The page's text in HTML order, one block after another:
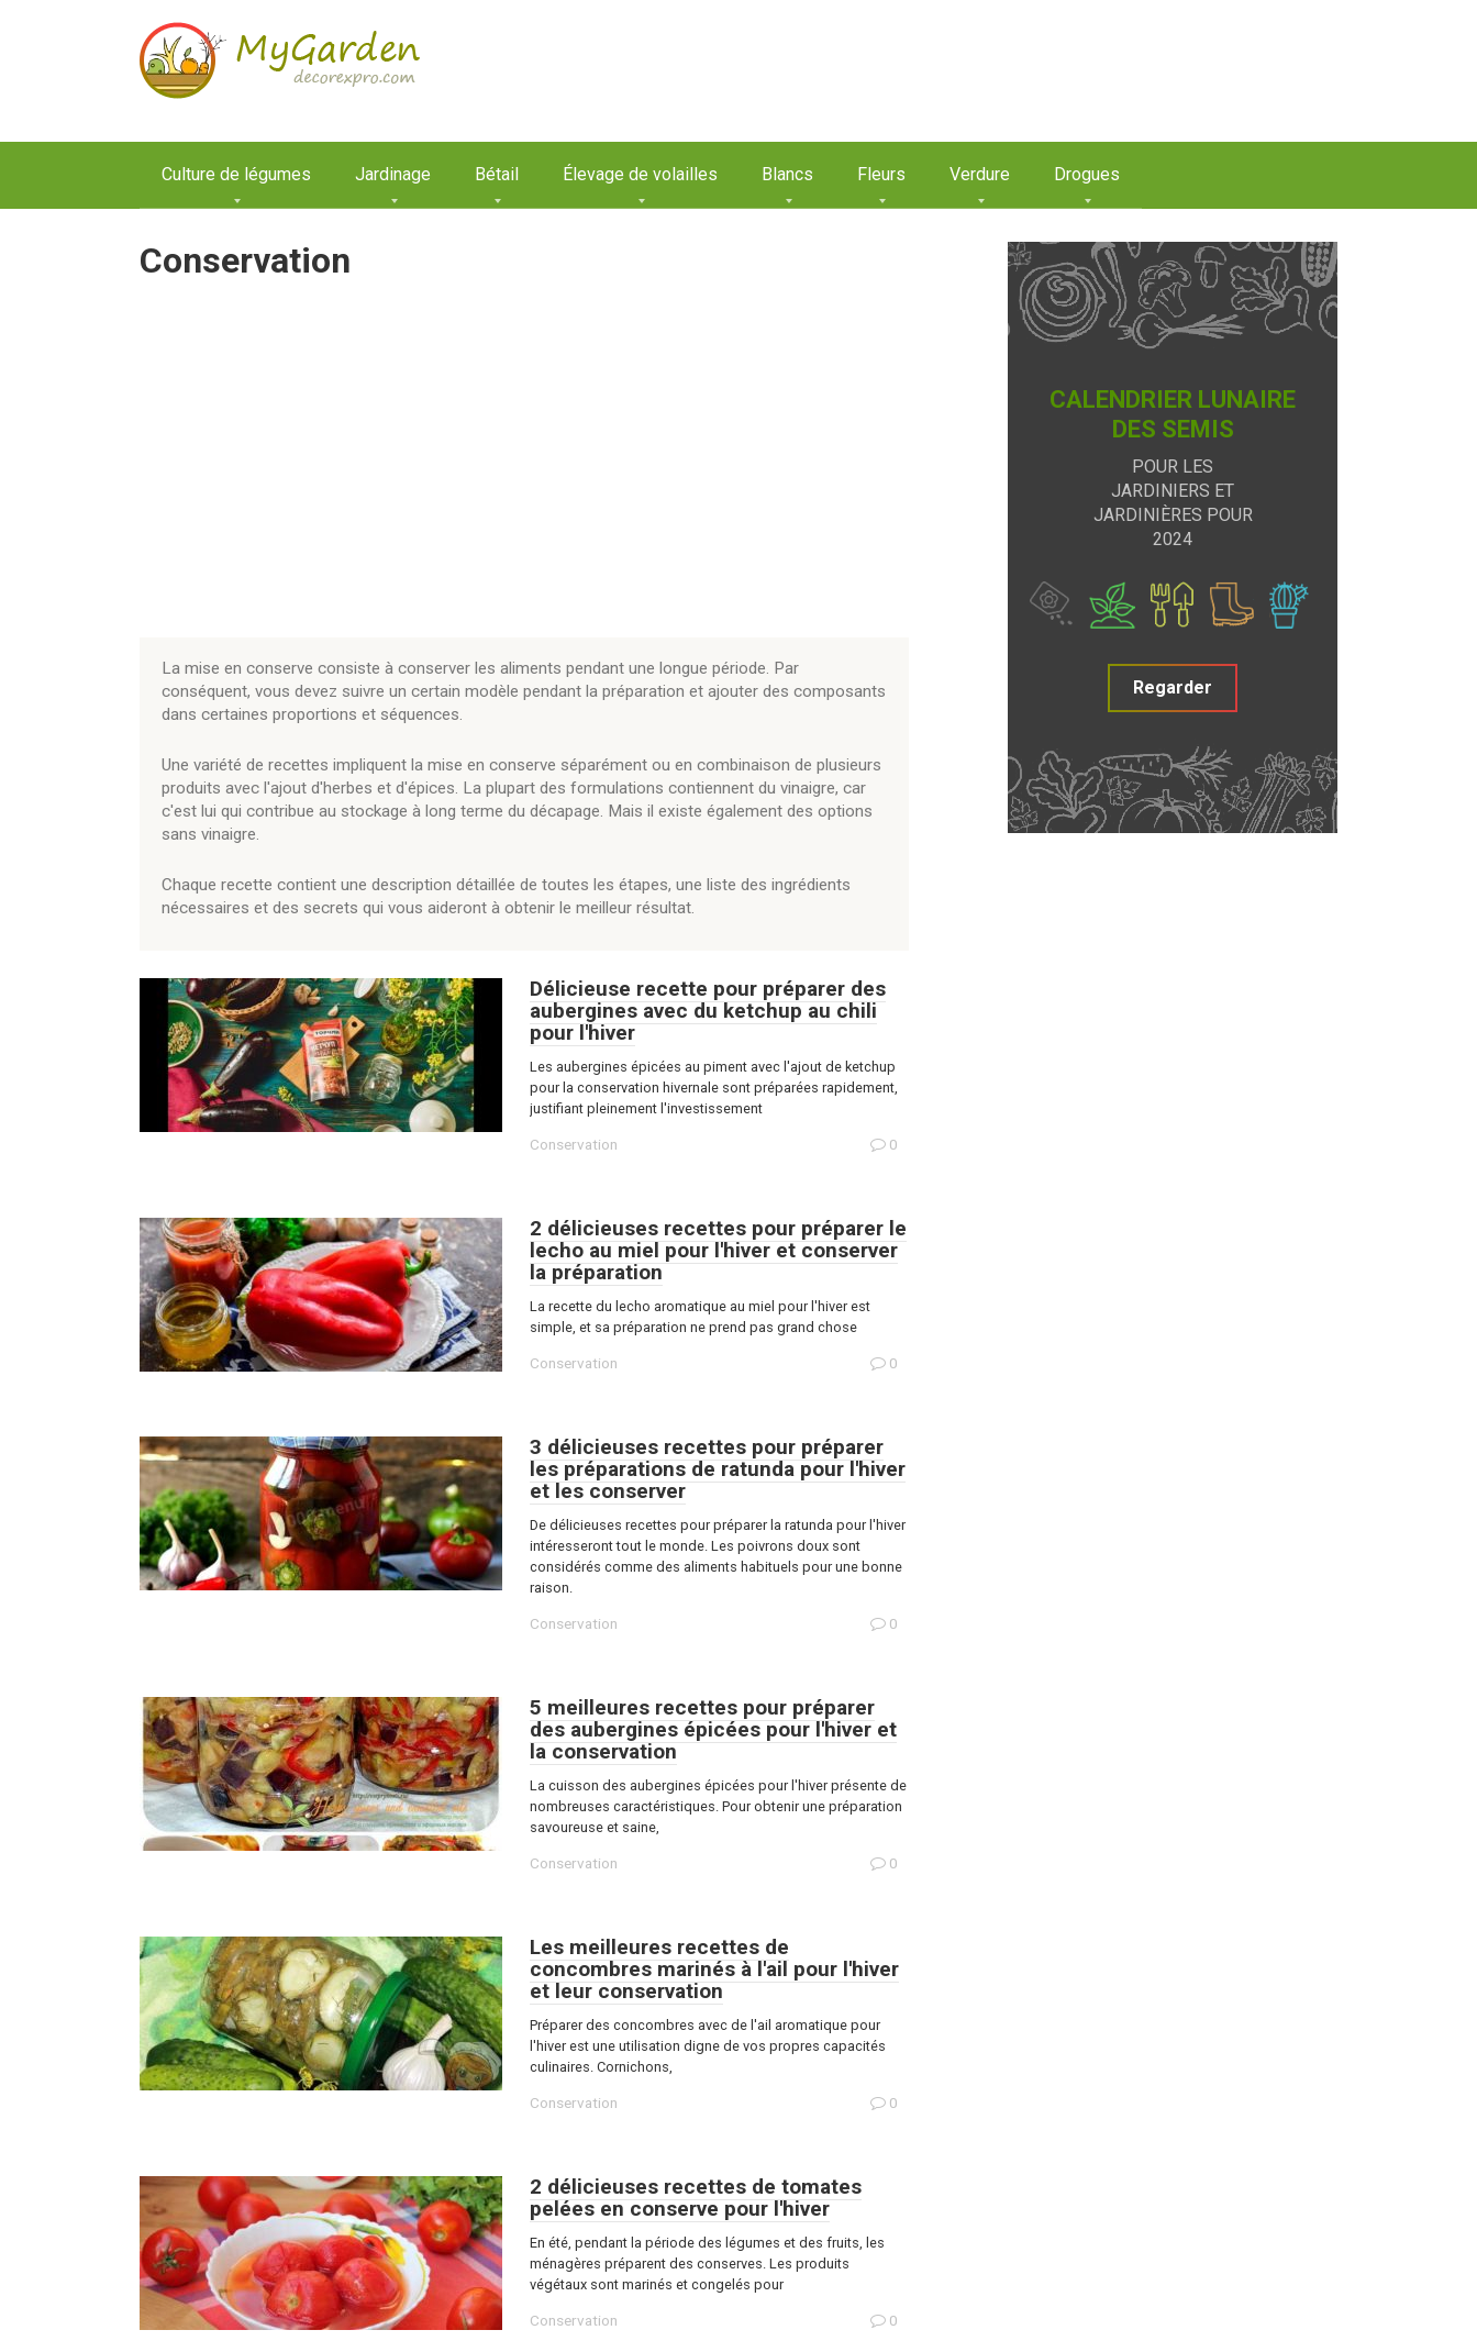
Culture de légumes Jardinage Bétail Élevage de volailles Blancs Fleurs Verdure Drogues
Conservation
La mise en conserve consiste à conserver les aliments pendant une longue période. Par
conséquent, vous devez suivre un certain modèle pendant la préparation et ajouter des composants
dans certaines proportions et séquences.
Une variété de recettes impliquent la mise en conserve séparément ou en combinaison de plusieurs
produits avec l'ajout d'herbes et d'épices. La plupart des formulations contiennent du vinaigre, car
c'est lui qui contribue au stockage à long terme du décapage. Mais il existe également des options
sans vinaigre.
Chaque recette contient une description détaillée de toutes les étapes, une liste des ingrédients
nécessaires et des secrets qui vous aideront à obtenir le meilleur résultat.
Délicieuse recette pour préparer des
aubergines avec du ketchup au chili
pour l'hiver
Les aubergines épicées au piment avec l'ajout de ketchup
pour la conservation hivernale sont préparées rapidement,
justifiant pleinement l'investissement
Conservation 0
2 délicieuses recettes pour préparer le
lecho au miel pour l'hiver et conserver
la préparation
La recette du lecho aromatique au miel pour l'hiver est
simple, et sa préparation ne prend pas grand chose
Conservation 0
3 délicieuses recettes pour préparer
les préparations de ratunda pour l'hiver
et les conserver
De délicieuses recettes pour préparer la ratunda pour l'hiver
intéresseront tout le monde. Les poivrons doux sont
considérés comme des aliments habituels pour une bonne
raison.
Conservation 0
5 meilleures recettes pour préparer
des aubergines épicées pour l'hiver et
la conservation
La cuisson des aubergines épicées pour l'hiver présente de
nombreuses caractéristiques. Pour obtenir une préparation
savoureuse et saine,
Conservation 0
Les meilleures recettes de
concombres marinés à l'ail pour l'hiver
et leur conservation
Préparer des concombres avec de l'ail aromatique pour
l'hiver est une utilisation digne de vos propres capacités
culinaires. Cornichons,
Conservation 0
2 délicieuses recettes de tomates
pelées en conserve pour l'hiver
En été, pendant la période des légumes et des fruits, les
ménagères préparent des conserves. Les produits
végétaux sont marinés et congelés pour
Conservation 0
CALENDRIER LUNAIRE
DES SEMIS
POUR LES
JARDINIERS ET
JARDINIÈRES POUR
2024
Regarder